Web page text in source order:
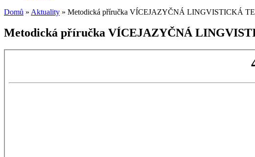
Domů » Aktuality » Metodická příručka VÍCEJAZYČNÁ LINGVISTICKÁ
Metodická příručka VÍCEJAZYČNÁ
Skip